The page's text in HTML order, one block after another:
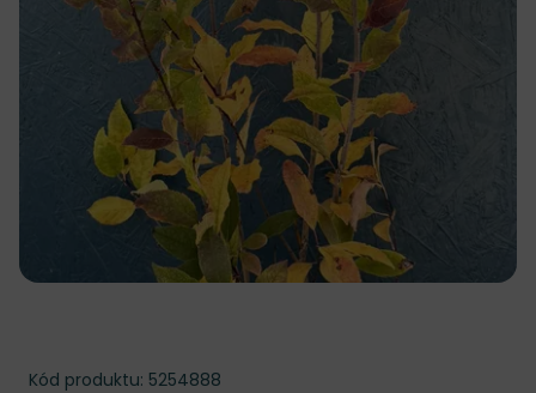
Kód produktu: 5254888